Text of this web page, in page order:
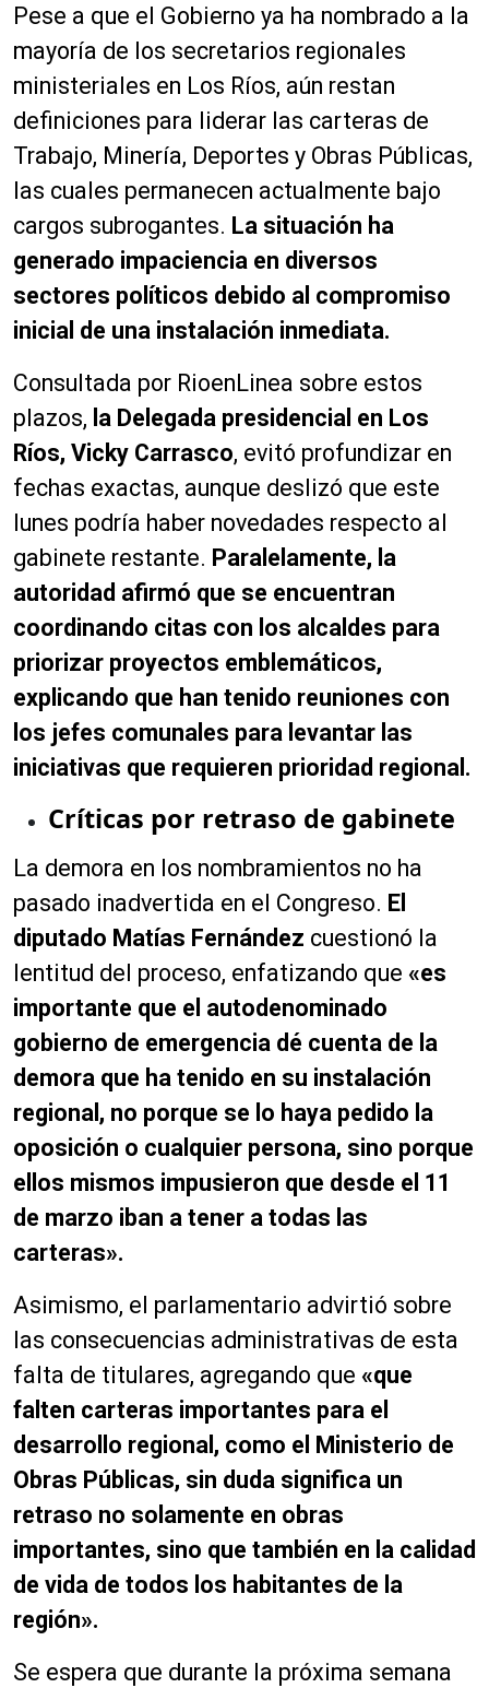
Pese a que el Gobierno ya ha nombrado a la
mayoría de los secretarios regionales
ministeriales en Los Ríos, aún restan
definiciones para liderar las carteras de
Trabajo, Minería, Deportes y Obras Públicas,
las cuales permanecen actualmente bajo
cargos subrogantes. La situación ha
generado impaciencia en diversos
sectores políticos debido al compromiso
inicial de una instalación inmediata.
Consultada por RioenLinea sobre estos
plazos, la Delegada presidencial en Los
Ríos, Vicky Carrasco, evitó profundizar en
fechas exactas, aunque deslizó que este
lunes podría haber novedades respecto al
gabinete restante. Paralelamente, la
autoridad afirmó que se encuentran
coordinando citas con los alcaldes para
priorizar proyectos emblemáticos,
explicando que han tenido reuniones con
los jefes comunales para levantar las
iniciativas que requieren prioridad regional.
Críticas por retraso de gabinete
La demora en los nombramientos no ha
pasado inadvertida en el Congreso. El
diputado Matías Fernández cuestionó la
lentitud del proceso, enfatizando que «es
importante que el autodenominado
gobierno de emergencia dé cuenta de la
demora que ha tenido en su instalación
regional, no porque se lo haya pedido la
oposición o cualquier persona, sino porque
ellos mismos impusieron que desde el 11
de marzo iban a tener a todas las
carteras».
Asimismo, el parlamentario advirtió sobre
las consecuencias administrativas de esta
falta de titulares, agregando que «que
falten carteras importantes para el
desarrollo regional, como el Ministerio de
Obras Públicas, sin duda significa un
retraso no solamente en obras
importantes, sino que también en la calidad
de vida de todos los habitantes de la
región».
Se espera que durante la próxima semana